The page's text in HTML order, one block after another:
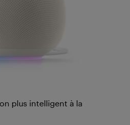
plus intelligent à la